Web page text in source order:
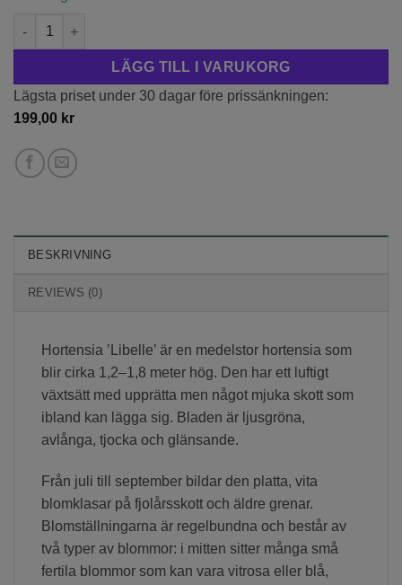
Hortensia 'Libelle' mängd
LÄGG TILL I VARUKORG
Lägsta priset under 30 dagar före prissänkningen:
199,00 kr
BESKRIVNING
REVIEWS (0)
Hortensia ’Libelle’ är en medelstor hortensia som
blir cirka 1,2–1,8 meter hög. Den har ett luftigt
växtsätt med upprätta men något mjuka skott som
ibland kan lägga sig. Bladen är ljusgröna,
avlånga, tjocka och glänsande.
Från juli till september bildar den platta, vita
blomklasar på fjolårsskott och äldre grenar.
Blomställningarna är regelbundna och består av
två typer av blommor: i mitten sitter många små
fertila blommor som kan vara vitrosa eller blå,